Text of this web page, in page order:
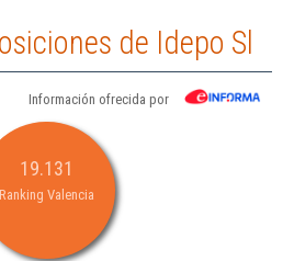
de Idepo Sl
Información ofrecida por
19.131
Ranking Valencia